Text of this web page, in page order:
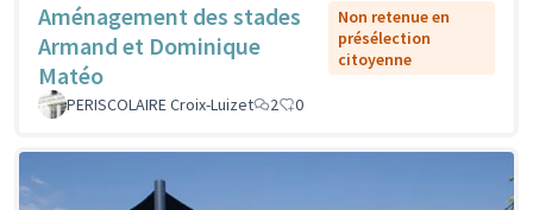
Aménagement des stades
Armand et Dominique
Matéo
Non retenue en
présélection
citoyenne
PERISCOLAIRE Croix-Luizet 2 0